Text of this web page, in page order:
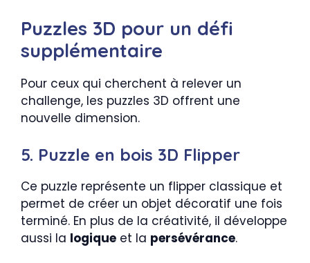
Puzzles 3D pour un défi
supplémentaire
Pour ceux qui cherchent à relever un
challenge, les puzzles 3D offrent une
nouvelle dimension.
5. Puzzle en bois 3D Flipper
Ce puzzle représente un flipper classique et
permet de créer un objet décoratif une fois
terminé. En plus de la créativité, il développe
aussi la logique et la persévérance.